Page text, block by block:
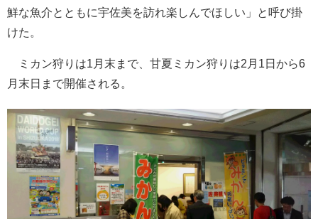
鮮な魚介とともに宇佐美を訪れ楽しんでほしい」と呼び掛
けた。
ミカン狩りは1月末まで、甘夏ミカン狩りは2月1日から6
月末日まで開催される。